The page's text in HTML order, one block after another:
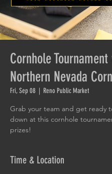
Cornhole
Northern Nevada
Fri, Sep 08
  |
Reno Public Market
Grab your team and get ready
down at this cornhole
prizes!
Time & Location